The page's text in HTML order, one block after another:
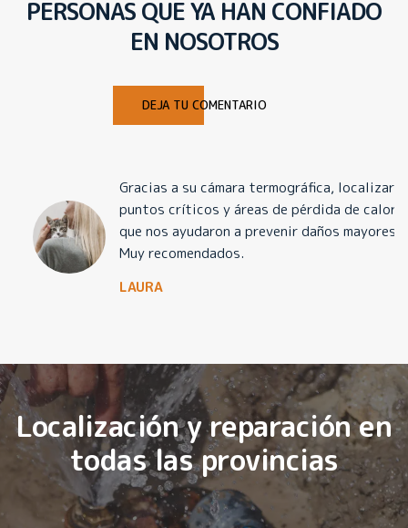
PERSONAS QUE YA HAN CONFIADO
EN NOSOTROS
DEJA TU COMENTARIO
Gracias a su cámara termográfica, localizaron
puntos críticos y áreas de pérdida de calor
que nos ayudaron a prevenir daños mayores.
Muy recomendados.
LAURA
Localización y reparación en
todas las provincias